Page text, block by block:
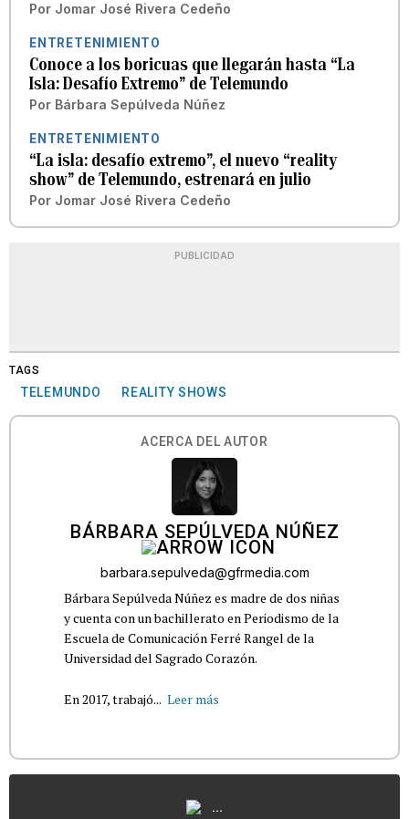
Por Jomar José Rivera Cedeño
ENTRETENIMIENTO
Conoce a los boricuas que llegarán hasta “La
Isla: Desafío Extremo” de Telemundo
Por Bárbara Sepúlveda Núñez
ENTRETENIMIENTO
“La isla: desafío extremo”, el nuevo “reality
show” de Telemundo, estrenará en julio
Por Jomar José Rivera Cedeño
PUBLICIDAD
TAGS
TELEMUNDO REALITY SHOWS
ACERCA DEL AUTOR
BÁRBARA SEPÚLVEDA NÚÑEZ
barbara.sepulveda@gfrmedia.com
Bárbara Sepúlveda Núñez es madre de dos niñas
y cuenta con un bachillerato en Periodismo de la
Escuela de Comunicación Ferré Rangel de la
Universidad del Sagrado Corazón.
En 2017, trabajó... Leer más
...